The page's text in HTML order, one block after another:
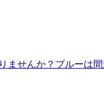
ませんか？ブルーは